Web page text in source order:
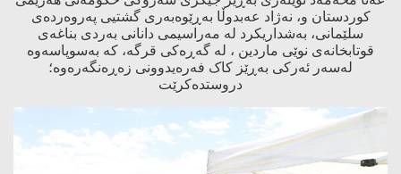
کوردستان و، نەژاد عەبدوڵا بەڕێوەبەری گشتیی پەروەردەی
سلێمانی، بەشداریکرد لە مەراسیمی دانانی بەردی بناغەی
قوتابخانەی نوێی ماردین ، لە گەڕەکی قرگە، کە بەسوپاسەوە
لەسەر ئەرکی بەڕێز کاک فەرەیدوونی زەڕەنگەرەوە؛
دروستدەکرێت